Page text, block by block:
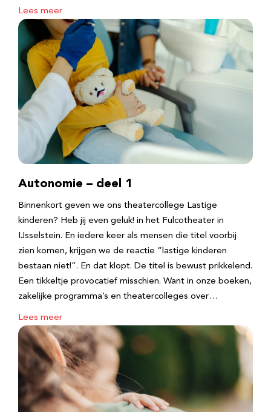
Lees meer
Autonomie – deel 1
Binnenkort geven we ons theatercollege Lastige
kinderen? Heb jij even geluk! in het Fulcotheater in
IJsselstein. En iedere keer als mensen die titel voorbij
zien komen, krijgen we de reactie “lastige kinderen
bestaan niet!”. En dat klopt. De titel is bewust prikkelend.
Een tikkeltje provocatief misschien. Want in onze boeken,
zakelijke programma’s en theatercolleges over…
Lees meer